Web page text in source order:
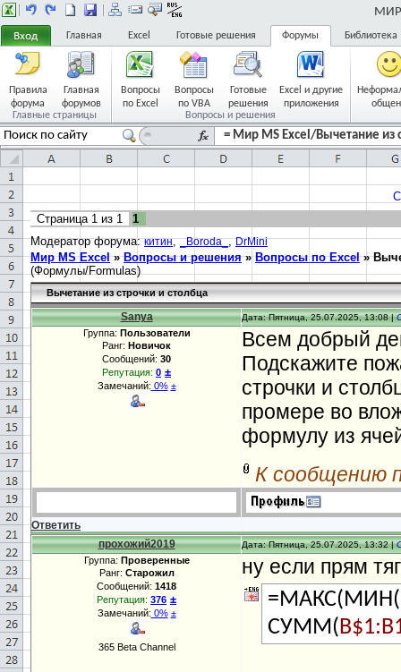
МИР
Главная Excel Готовые решения Форумы Библиотека
Правила
форума
Главная
форумов
Главные страницы
Вопросы
по Excel
Вопросы
по VBA
Готовые
решения
Excel и другие
приложения
Вопросы и решения
= Мир MS Excel/Вычетание из
Страница 1 из 1
1
Модератор форума:китин,_Boroda_,DrMini
Мир MS Excel » Вопросы и решения » Вопросы по Excel »
(Формулы/Formulas)
Вычетание из строчки и столбца
Sanya Дата: Пятница, 25.07.2025, 13:08 |
Группа: Пользователи
Ранг: Новичок
Сообщений: 30
Репутация: 0 ±
Замечаний: 0% ±
Всем добрый
Подскажите
строчки и
промере во
формулу из
К сообщению
Ответить
прохожий2019
Дата: Пятница, 25.07.2025, 13:32 |
Группа: Проверенные
Ранг: Старожил
Сообщений: 1418
Репутация: 376 ±
Замечаний: 0% ±
365 Beta Channel
ну если прям
СУММ(